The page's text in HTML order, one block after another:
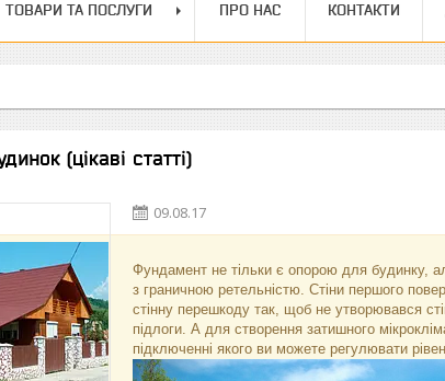
ТОВАРИ ТА ПОСЛУГИ ПРО НАС КОНТАКТИ
(цікаві статті)
09.08.17
Фундамент не тільки є опорою для будинку,
з граничною ретельністю. Стіни першого
стінну перешкоду так, щоб не утворювався
підлоги. А для створення затишного
підключенні якого ви можете регулювати